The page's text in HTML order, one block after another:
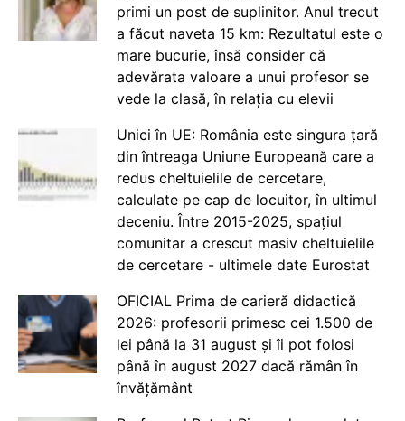
primi un post de suplinitor. Anul trecut
a făcut naveta 15 km: Rezultatul este o
mare bucurie, însă consider că
adevărata valoare a unui profesor se
vede la clasă, în relația cu elevii
Unici în UE: România este singura țară
din întreaga Uniune Europeană care a
redus cheltuielile de cercetare,
calculate pe cap de locuitor, în ultimul
deceniu. Între 2015-2025, spațiul
comunitar a crescut masiv cheltuielile
de cercetare - ultimele date Eurostat
OFICIAL Prima de carieră didactică
2026: profesorii primesc cei 1.500 de
lei până la 31 august și îi pot folosi
până în august 2027 dacă rămân în
învățământ